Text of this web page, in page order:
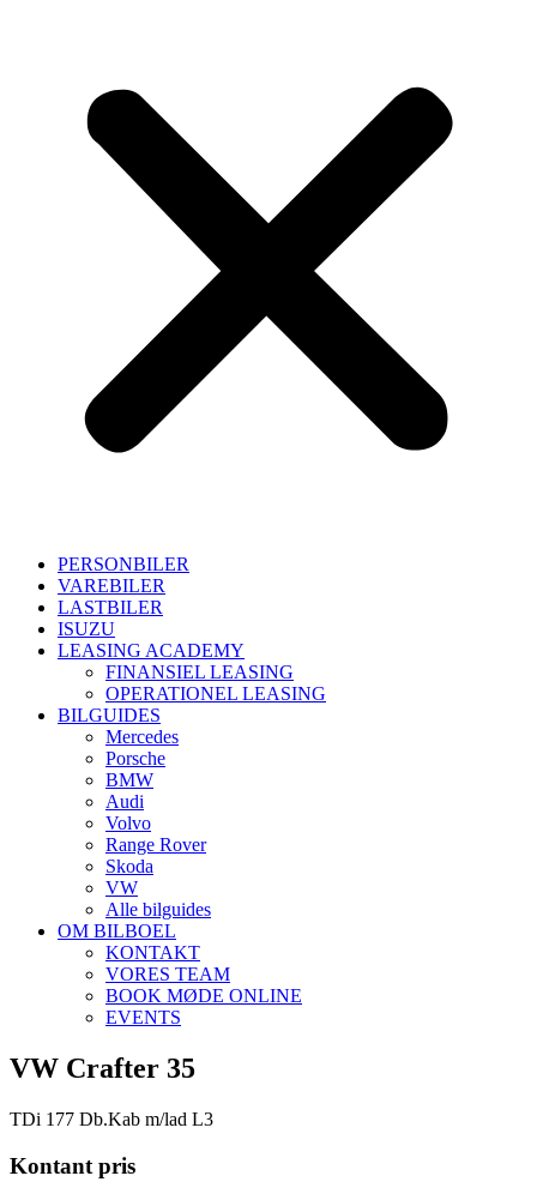
PERSONBILER
VAREBILER
LASTBILER
ISUZU
LEASING ACADEMY
FINANSIEL LEASING
OPERATIONEL LEASING
BILGUIDES
Mercedes
Porsche
BMW
Audi
Volvo
Range Rover
Skoda
VW
Alle bilguides
OM BILBOEL
KONTAKT
VORES TEAM
BOOK MØDE ONLINE
EVENTS
VW Crafter 35
TDi 177 Db.Kab m/lad L3
Kontant pris